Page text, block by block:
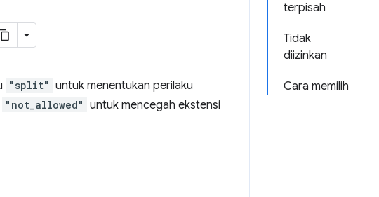
terpisah
Tidak
diizinkan
Cara memilih
"split" untuk menentukan perilaku
"not_allowed" untuk mencegah ekstensi